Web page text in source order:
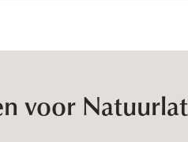
voor